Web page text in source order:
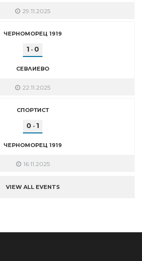
29.11.2025
ЧЕРНОМОРЕЦ 1919
1 - 0
СЕВЛИЕВО
22.11.2025
СПОРТИСТ
0 - 1
ЧЕРНОМОРЕЦ 1919
16.11.2025
VIEW ALL EVENTS